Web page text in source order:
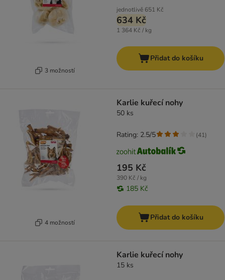
3 možností
jednotlivě 651 Kč
634 Kč
1 364 Kč / kg
Přidat do košíku
4 možností
Karlie kuřecí nohy
50 ks
195 Kč
390 Kč / kg
185 Kč
Rating: 2.5/5 (41)
Přidat do košíku
Karlie kuřecí nohy
15 ks